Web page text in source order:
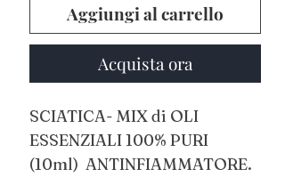
Aggiungi al carrello
Acquista ora
SCIATICA- MIX di OLI
ESSENZIALI 100% PURI
(10ml) ANTINFIAMMATORE.